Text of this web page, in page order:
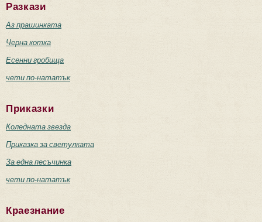
Разкази
Аз прашинката
Черна котка
Есенни гробища
чети по-нататък
Приказки
Коледната звезда
Приказка за светулката
За една песъчинка
чети по-нататък
Краезнание